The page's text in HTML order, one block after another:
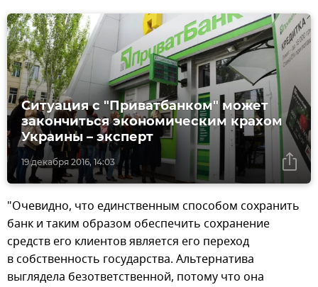
19 декабря 2016, 14:03
Ситуация с "Приватбанком" может
закончиться экономическим крахом
Украины – эксперт
"Очевидно, что единственным способом сохранить
банк и таким образом обеспечить сохранение
средств его клиентов является его переход
в собственность государства. Альтернатива
выглядела безответственной, потому что она